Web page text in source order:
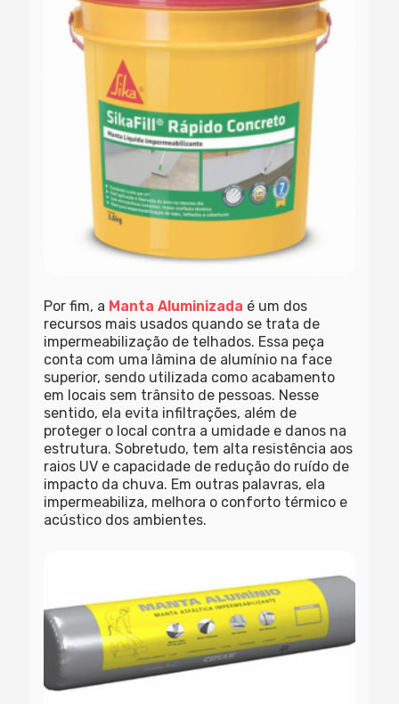
Por fim, a Manta Aluminizada é um dos
recursos mais usados quando se trata de
impermeabilização de telhados. Essa peça
conta com uma lâmina de alumínio na face
superior, sendo utilizada como acabamento
em locais sem trânsito de pessoas. Nesse
sentido, ela evita infiltrações, além de
proteger o local contra a umidade e danos na
estrutura. Sobretudo, tem alta resistência aos
raios UV e capacidade de redução do ruído de
impacto da chuva. Em outras palavras, ela
impermeabiliza, melhora o conforto térmico e
acústico dos ambientes.